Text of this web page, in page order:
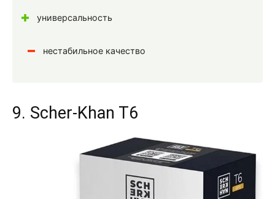
универсальность
нестабильное качество
9. Scher-Khan T6